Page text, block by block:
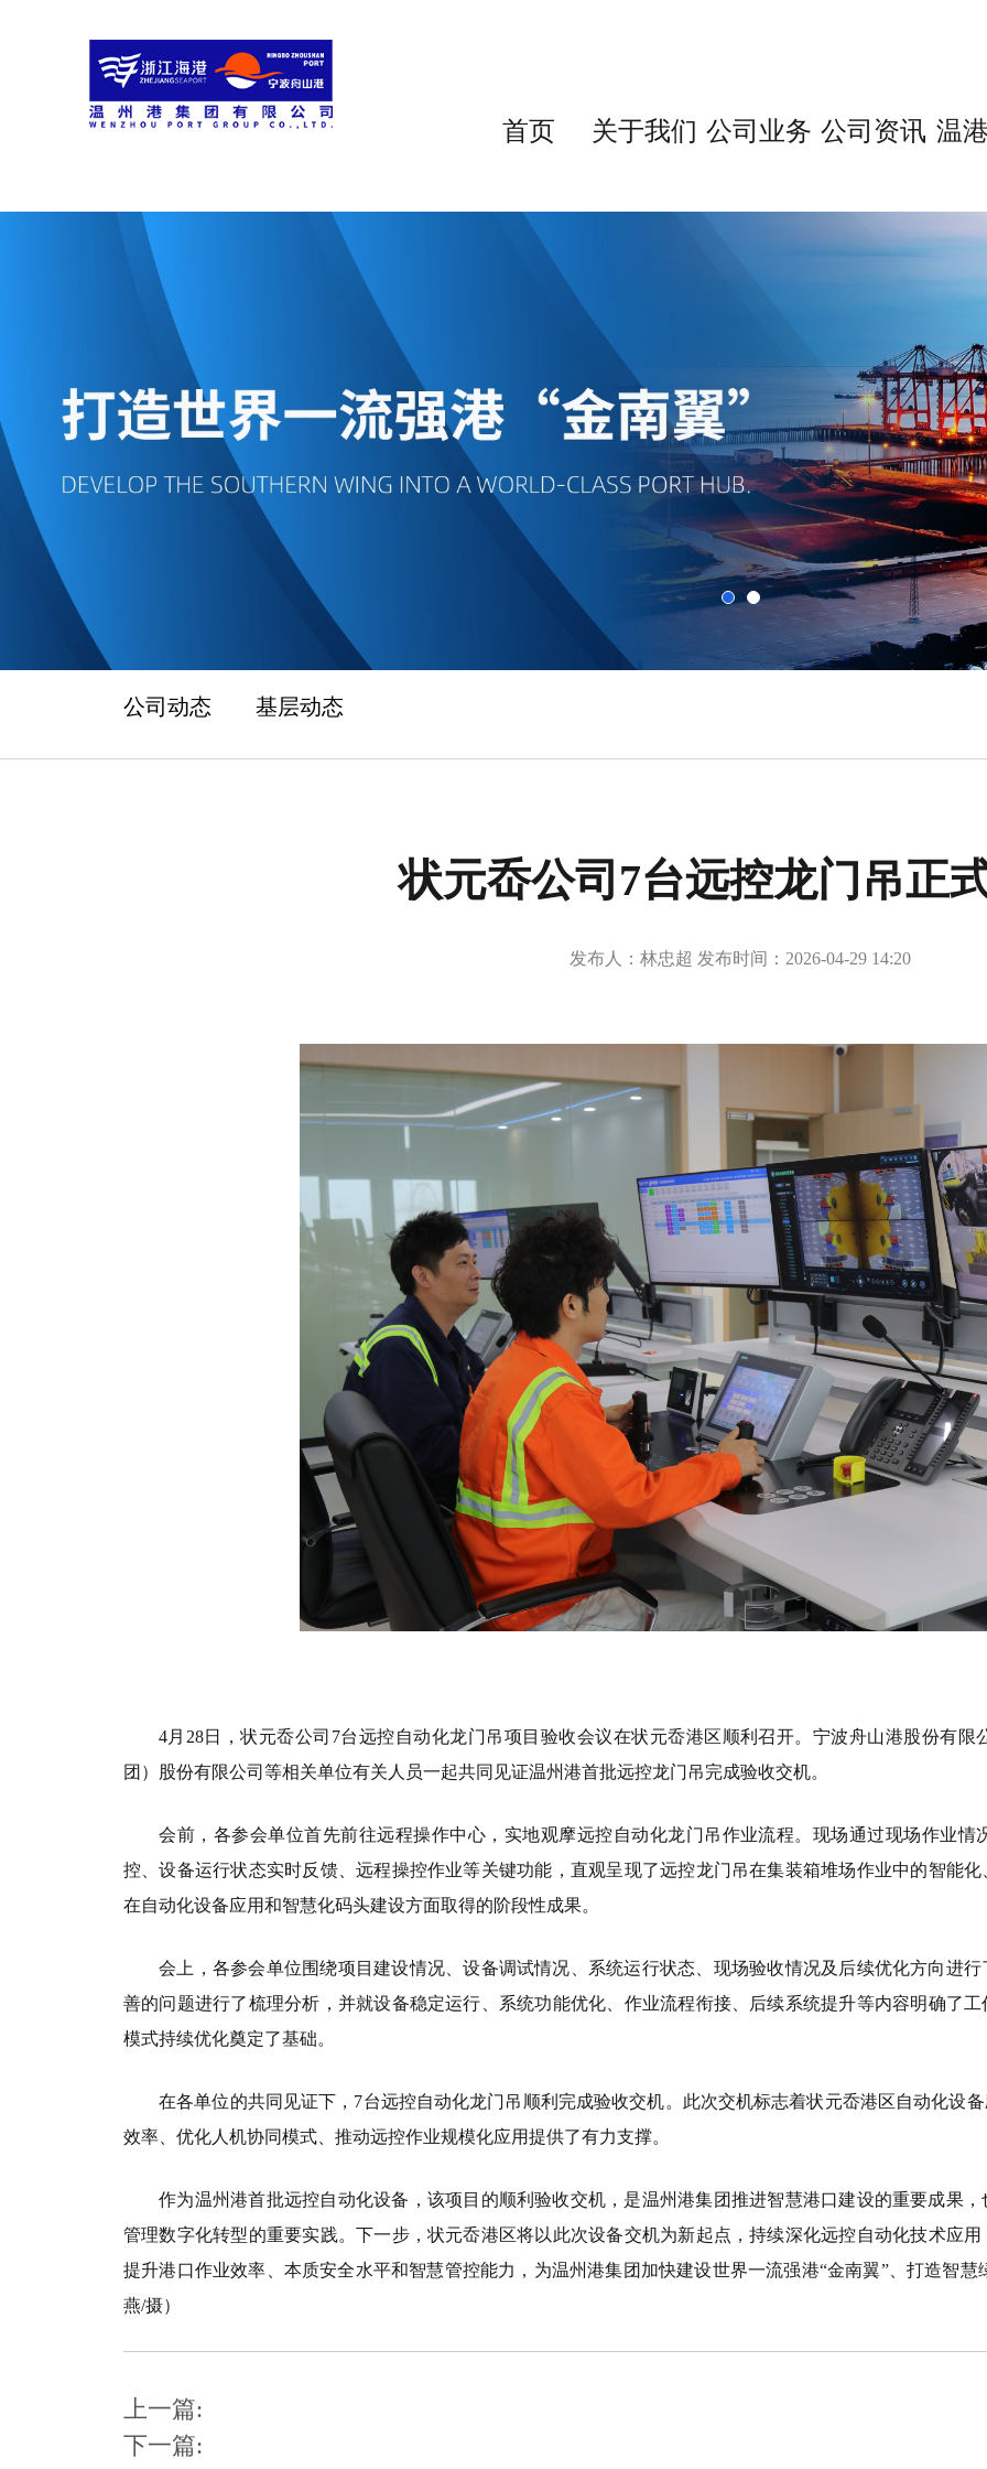
首页 关于我们 公司业务 公司资讯 温
公司动态 基层动态
状元岙公司7台远控龙门吊正
发布人：林忠超 发布时间：2026-04-29 14:20
4月 28日，状元岙公司 7台远控自动化龙门吊项目验收会议在状元岙港区顺利召开。宁波舟山港股份有
团）股份有限公司等相关单位有关人员一起共同见证温州港首批远控龙门吊完成验收交机。
会前，各参会单位首先前往远程操作中心，实地观摩远控自动化龙门吊作业流程。现场通过现场作业
控、设备运行状态实时反馈、远程操控作业等关键功能，直观呈现了远控龙门吊在集装箱堆场作业中的智能
在自动化设备应用和智慧化码头建设方面取得的阶段性成果。
会上，各参会单位围绕项目建设情况、设备调试情况、系统运行状态、现场验收情况及后续优化方向进
善的问题进行了梳理分析，并就设备稳定运行、系统功能优化、作业流程衔接、后续系统提升等内容明确了
模式持续优化奠定了基础。
在各单位的共同见证下， 7台远控自动化龙门吊顺利完成验收交机。此次交机标志着状元岙港区自动化设
效率、优化人机协同模式、推动远控作业规模化应用提供了有力支撑。
作为温州港首批远控自动化设备，该项目的顺利验收交机，是温州港集团推进智慧港口建设的重要成果
管理数字化转型的重要实践。下一步，状元岙港区将以此次设备交机为新起点，持续深化远控自动化技术应
提升港口作业效率、本质安全水平和智慧管控能力，为温州港集团加快建设世界一流强港“金南翼”、打造智慧
燕/摄）
上一篇:
下一篇: